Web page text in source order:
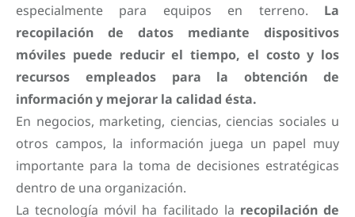
especialmente para equipos en terreno. La
recopilación de datos mediante dispositivos
móviles puede reducir el tiempo, el costo y los
recursos empleados para la obtención de
información y mejorar la calidad ésta.
En negocios, marketing, ciencias, ciencias sociales u
otros campos, la información juega un papel muy
importante para la toma de decisiones estratégicas
dentro de una organización.
La tecnología móvil ha facilitado la recopilación de